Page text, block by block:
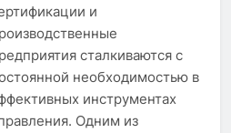
и
сталкиваются с
необходимостью в
инструментах
Одним из